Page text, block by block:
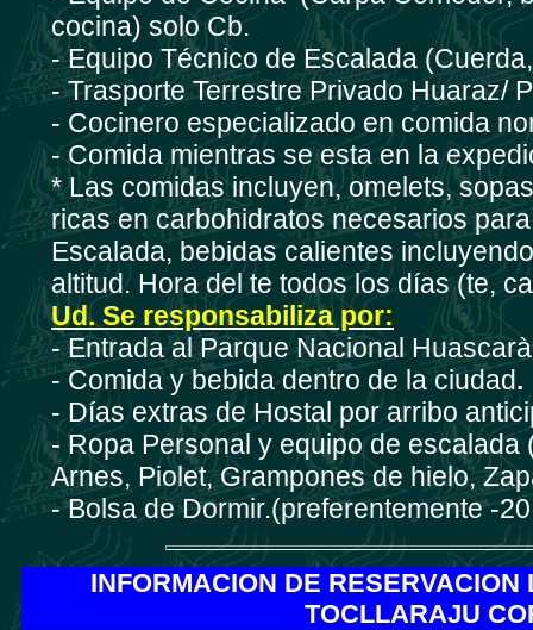
cocina) solo Cb.
- Equipo Técnico de Escalada
- Trasporte Terrestre Privado Huaraz/
- Cocinero especializado en comida
- Comida mientras se esta en la
* Las comidas incluyen, omelets,
ricas en carbohidratos necesarios
Escalada, bebidas calientes
altitud. Hora del te todos los días (te,
Ud. Se responsabiliza por:
- Entrada al Parque Nacional
- Comida y bebida dentro de la ciudad
- Días extras de Hostal por arribo
- Ropa Personal y equipo de
Arnes, Piolet, Grampones de hielo,
- Bolsa de Dormir.(preferentemente -20
INFORMACION DE RESERVACION
TOCLLARAJU